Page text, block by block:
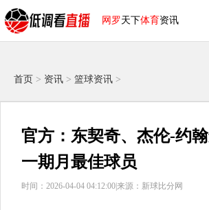
网罗天下体育资讯
首页 > 资讯 > 篮球资讯 >
官方：东契奇、杰伦-约
一期月最佳球员
时间：2026-04-04 04:12:00|来源：新球比分网